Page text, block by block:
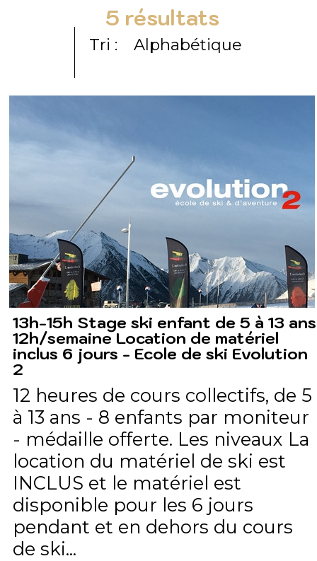
5 résultats
Tri : Alphabétique
13h-15h Stage ski enfant de 5 à 13 ans
12h/semaine Location de matériel
inclus 6 jours - Ecole de ski Evolution
2
12 heures de cours collectifs, de 5
à 13 ans - 8 enfants par moniteur
- médaille offerte. Les niveaux La
location du matériel de ski est
INCLUS et le matériel est
disponible pour les 6 jours
pendant et en dehors du cours
de ski...